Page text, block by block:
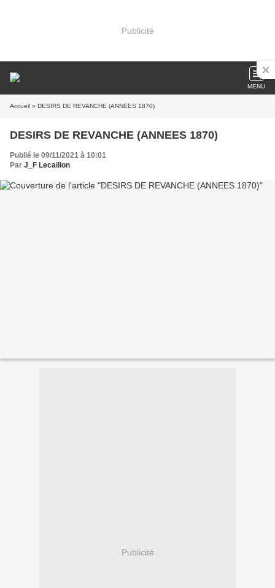
Publicité
MENU
Accueil » DESIRS DE REVANCHE (ANNEES 1870)
DESIRS DE REVANCHE (ANNEES 1870)
Publié le 09/11/2021 à 10:01
Par J_F Lecaillon
Publicité